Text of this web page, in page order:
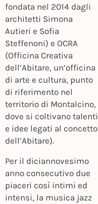
fondata nel 2014 dagli
architetti Simona
Autieri e Sofia
Steffenoni) e OCRA
(Officina Creativa
dell’Abitare, un’officina
di arte e cultura, punto
di riferimento nel
territorio di Montalcino,
dove si coltivano talenti
e idee legati al concetto
dell’Abitare).
Per il diciannovesimo
anno consecutivo due
piaceri così intimi ed
intensi, la musica jazz